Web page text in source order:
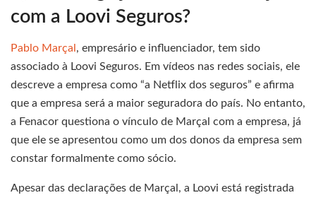
com a Loovi Seguros?
Pablo Marçal , empresário e influenciador, tem sido
associado à Loovi Seguros. Em vídeos nas redes sociais, ele
descreve a empresa como “a Netflix dos seguros” e afirma
que a empresa será a maior seguradora do país. No entanto,
a Fenacor questiona o vínculo de Marçal com a empresa, já
que ele se apresentou como um dos donos da empresa sem
constar formalmente como sócio.
Apesar das declarações de Marçal, a Loovi está registrada